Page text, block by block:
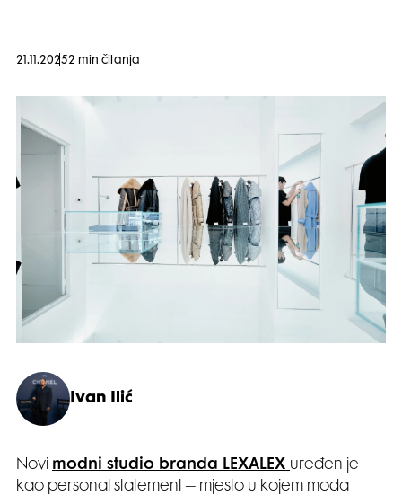
21.11.20252 min čitanja
Ivan Ilić
Novi modni studio branda LEXALEX uređen je
kao personal statement – mjesto u kojem moda